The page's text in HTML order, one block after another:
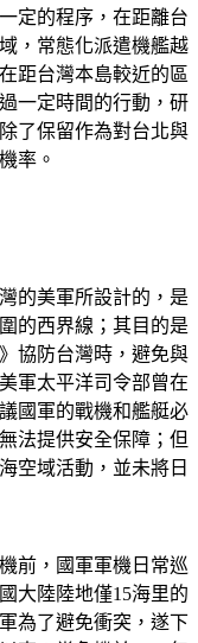
定的程序，在距離台
，常態化派遣機艦越
距台灣本島較近的區
一定時間的行動，研
了保留作為對台北與
率。
的美軍所設計的，是
的西界線；其目的是
協防台灣時，避免與
軍太平洋司令部曾在
國軍的戰機和艦艇必
法提供安全保障；但
空域活動，並未將日
前，國軍軍機日常巡
大陸陸地僅15海里的
為了避免衝突，遂下